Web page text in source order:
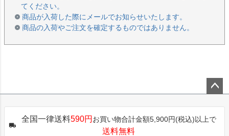
てください。
商品が入荷した際にメールでお知らせいたします。
商品の入荷やご注文を確定するものではありません。
ップ
全国一律送料590円 お買い物合計金額5,900円(税込)以上で
送料無料